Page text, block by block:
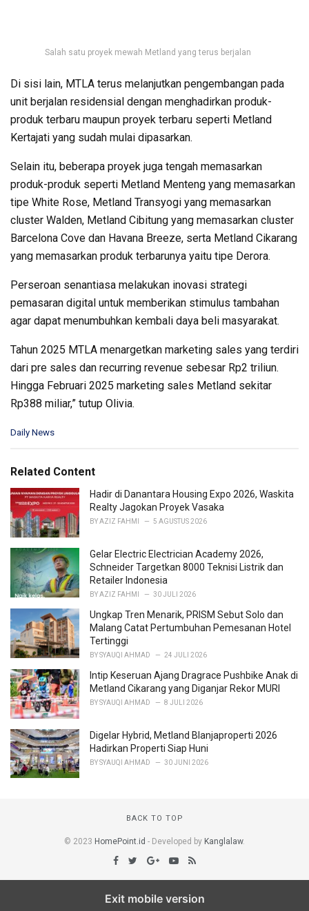
Salah satu proyek mewah Metland yang terus berjalan
Di sisi lain, MTLA terus melanjutkan pengembangan pada
unit berjalan residensial dengan menghadirkan produk-
produk terbaru maupun proyek terbaru seperti Metland
Kertajati yang sudah mulai dipasarkan.
Selain itu, beberapa proyek juga tengah memasarkan
produk-produk seperti Metland Menteng yang memasarkan
tipe White Rose, Metland Transyogi yang memasarkan
cluster Walden, Metland Cibitung yang memasarkan cluster
Barcelona Cove dan Havana Breeze, serta Metland Cikarang
yang memasarkan produk terbarunya yaitu tipe Derora.
Perseroan senantiasa melakukan inovasi strategi
pemasaran digital untuk memberikan stimulus tambahan
agar dapat menumbuhkan kembali daya beli masyarakat.
Tahun 2025 MTLA menargetkan marketing sales yang terdiri
dari pre sales dan recurring revenue sebesar Rp2 triliun.
Hingga Februari 2025 marketing sales Metland sekitar
Rp388 miliar,” tutup Olivia.
C
e
o
r
i
e
Daily News
Related Content
Hadir di Danantara Housing Expo 2026, Waskita
Realty Jagokan Proyek Vasaka
BYAZIZ FAHMI 5 AGUSTUS 2026
Gelar Electric Electrician Academy 2026,
Schneider Targetkan 8000 Teknisi Listrik dan
Retailer Indonesia
BYAZIZ FAHMI 30 JULI 2026
Ungkap Tren Menarik, PRISM Sebut Solo dan
Malang Catat Pertumbuhan Pemesanan Hotel
Tertinggi
BYSYAUQI AHMAD 24 JULI 2026
Intip Keseruan Ajang Dragrace Pushbike Anak di
Metland Cikarang yang Diganjar Rekor MURI
BYSYAUQI AHMAD 8 JULI 2026
Digelar Hybrid, Metland Blanjaproperti 2026
Hadirkan Properti Siap Huni
BYSYAUQI AHMAD 30 JUNI 2026
BACK TO TOP
© 2023 HomePoint.id - Developed by Kanglalaw.
Exit mobile version